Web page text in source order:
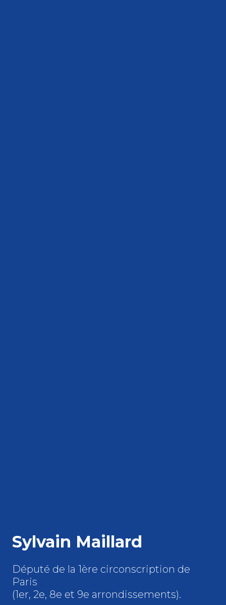
Sylvain Maillard
Député de la 1ère circonscription de
Paris
(1er, 2e, 8e et 9e arrondissements).